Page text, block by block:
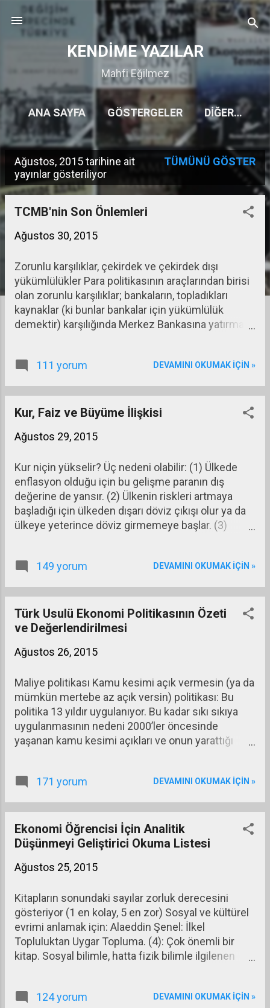
Ana içeriğe atla
KENDİME YAZILAR
Mahfi Eğilmez
ANA SAYFA GÖSTERGELER DIĞER…
K
a
Ağustos, 2015 tarihine ait
yayınlar gösteriliyor
TÜMÜNÜ GÖSTER
TCMB'nin Son Önlemleri
Ağustos 30, 2015
Zorunlu karşılıklar, çekirdek ve çekirdek dışı
yükümlülükler Para politikasının araçlarından birisi
olan zorunlu karşılıklar; bankaların, topladıkları
kaynaklar (ki bunlar bankalar için yükümlülük
demektir) karşılığında Merkez Bankasına yatırmak
şunlardır: (1) Mevduat ve katılım fonları, (2) Repo
krediler (Hazine garantisiyle sağlananlar dışında
kalanlar), (4) İhraç edilen menkul kıymetler (net),
borçlanma araçları, (6) Yurtdışı merkeze
borçlar.
111 yorum DEVAMINI OKUMAK IÇIN »
Kur, Faiz ve Büyüme İlişkisi
Ağustos 29, 2015
Kur niçin yükselir? Üç nedeni olabilir: (1) Ülkede
enflasyon olduğu için bu gelişme paranın dış
değerine de yansır. (2) Ülkenin riskleri artmaya
başladığı için ülkeden dışarı döviz çıkışı olur ya da
ülkeye yeterince döviz girmemeye başlar. (3)
ekonomiden çok daha iyiye gidiyor olabilir.
149 yorum DEVAMINI OKUMAK IÇIN »
Türk Usulü Ekonomi Politikasının Özeti
ve Değerlendirilmesi
Ağustos 26, 2015
Maliye politikası Kamu kesimi açık vermesin (ya da
mümkün mertebe az açık versin) politikası: Bu
politika 13 yıldır uygulanıyor. Bu kadar sıkı sıkıya
uygulanmasının nedeni 2000’ler öncesinde
yaşanan kamu kesimi açıkları ve onun yarattığı
neden olduğunu bildiği için aynı nedenle iktidarı
verdirtmemeye çabalıyor. Oysa özellikle
büyümenin düştüğü son dönemde kamu kesimi
açığı verdirmeyen politika uygulaması, içinden
171 yorum DEVAMINI OKUMAK IÇIN »
Ekonomi Öğrencisi İçin Analitik
Düşünmeyi Geliştirici Okuma Listesi
Ağustos 25, 2015
Kitapların sonundaki sayılar zorluk derecesini
gösteriyor (1 en kolay, 5 en zor) Sosyal ve kültürel
evrimi anlamak için: Alaeddin Şenel: İlkel
Topluluktan Uygar Topluma. (4): Çok önemli bir
kitap. Sosyal bilimle, hatta fizik bilimle ilgilenen
önemli bir kitap.
124 yorum DEVAMINI OKUMAK IÇIN »